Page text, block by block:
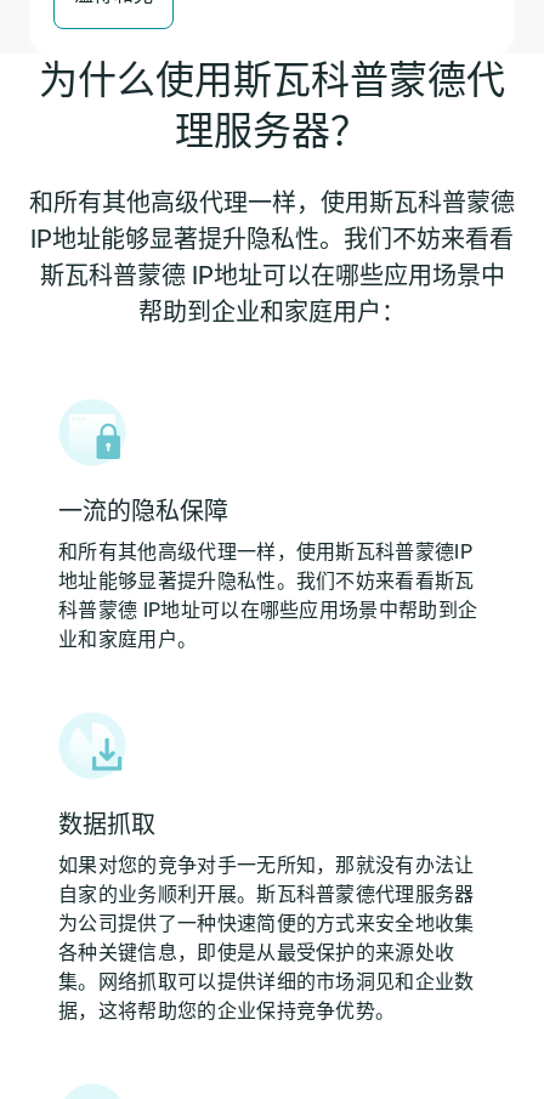
为什么使用斯瓦科普蒙德代
理服务器？
和所有其他高级代理一样，使用斯瓦科普蒙德
IP地址能够显著提升隐私性。我们不妨来看看
斯瓦科普蒙德 IP地址可以在哪些应用场景中
帮助到企业和家庭用户：
一流的隐私保障
和所有其他高级代理一样，使用斯瓦科普蒙德IP
地址能够显著提升隐私性。我们不妨来看看斯瓦
科普蒙德 IP地址可以在哪些应用场景中帮助到企
业和家庭用户。
数据抓取
如果对您的竞争对手一无所知，那就没有办法让
自家的业务顺利开展。斯瓦科普蒙德代理服务器
为公司提供了一种快速简便的方式来安全地收集
各种关键信息，即使是从最受保护的来源处收
集。网络抓取可以提供详细的市场洞见和企业数
据，这将帮助您的企业保持竞争优势。